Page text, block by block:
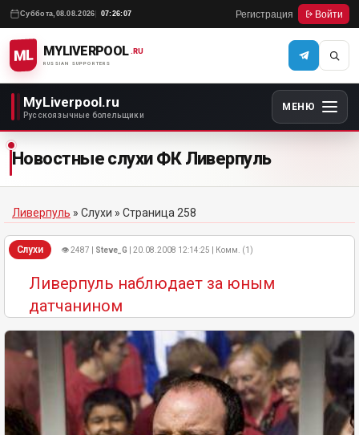
Суббота, 08.08.2026 07:26:07 Регистрация Войти
ML MYLIVERPOOL
RUSSIAN SUPPORTERS
.RU
MyLiverpool.ru
Русскоязычные болельщики
МЕНЮ
Новостные слухи ФК Ливерпуль
Ливерпуль » Слухи » Страница 258
Слухи 👁 2487 | Steve_G | 20.08.2008 12:14:25 | Комм. (1)
Ливерпуль наблюдает за юным
датчанином